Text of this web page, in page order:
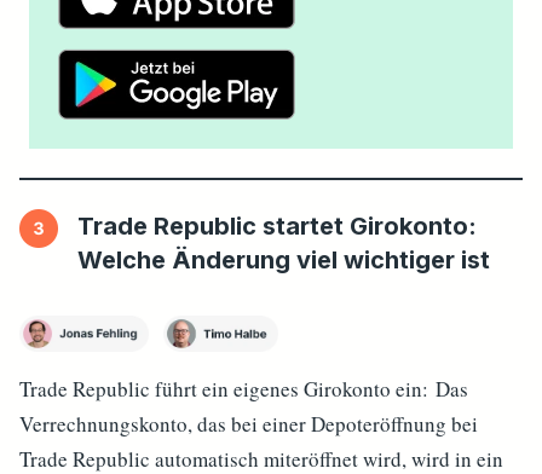
Trade Republic startet Girokonto:
Welche Änderung viel wichtiger ist
Trade Republic führt ein eigenes Girokonto ein: Das
Verrechnungskonto, das bei einer Depoteröffnung bei
Trade Republic automatisch miteröffnet wird, wird in ein